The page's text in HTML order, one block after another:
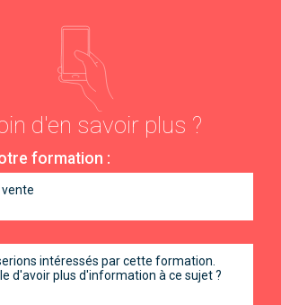
d'en savoir plus ?
formation :